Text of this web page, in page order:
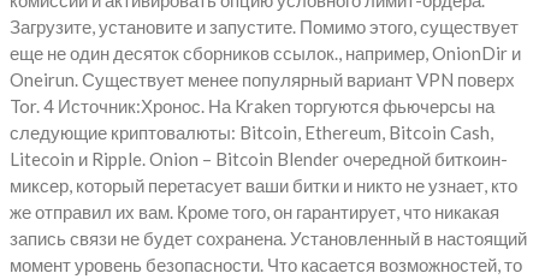
Загрузите, установите и запустите. Помимо этого, существует
еще не один десяток сборников ссылок., например, OnionDir и
Oneirun. Существует менее популярный вариант VPN поверх
Tor. 4 Источник:Хронос. На Kraken торгуются фьючерсы на
следующие криптовалюты: Bitcoin, Ethereum, Bitcoin Cash,
Litecoin и Ripple. Onion – Bitcoin Blender очередной биткоин-
миксер, который перетасует ваши битки и никто не узнает, кто
же отправил их вам. Кроме того, он гарантирует, что никакая
запись связи не будет сохранена. Установленный в настоящий
момент уровень безопасности. Что касается возможностей, то